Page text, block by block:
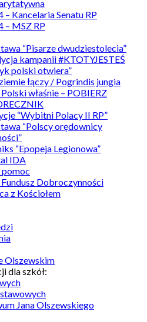
– Kancelaria Senatu RP
– MSZ RP
“Pisarze dwudziestolecia”
kampanii #KTOTYJESTEŚ
polski otwiera”
łączy / Pogrindis jungia
właśnie – POBIERZ
“Wybitni Polacy II RP”
“Polscy orędownicy
“Epopeja Legionowa”
IDA
Dobroczynności
z Kościołem
Olszewskim
dla szkół:
Jana Olszewskiego